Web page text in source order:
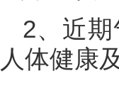
2、近
人体健康